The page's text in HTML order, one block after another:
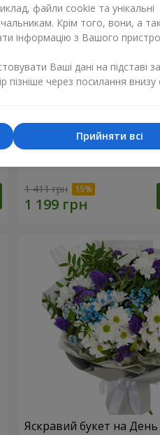
1 411 грн
Яскравий букет на
файли cookie та унікальні
Крім того, вони, а
інформацію з Вашого
Ваші дані на підставі
пізніше через посилання внизу
Прийняти всі